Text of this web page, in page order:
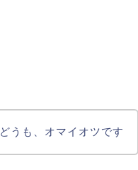
どうも、オマイオツです